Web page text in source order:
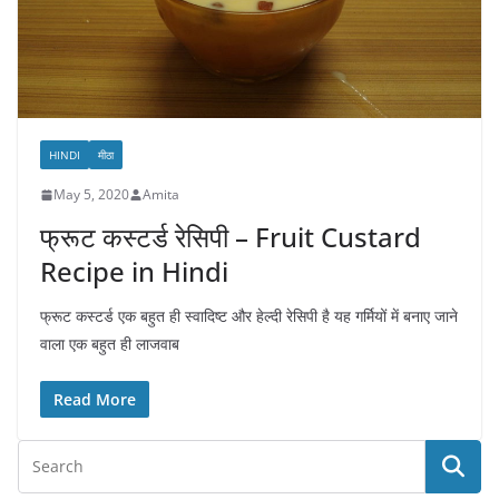
HINDI मीठा
May 5, 2020 Amita
फ्रूट कस्टर्ड रेसिपी – Fruit Custard
Recipe in Hindi
फ्रूट कस्टर्ड एक बहुत ही स्वादिष्ट और हेल्दी रेसिपी है यह गर्मियों में बनाए जाने
वाला एक बहुत ही लाजवाब
Read More